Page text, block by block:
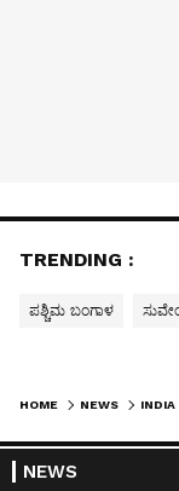
TRENDING :
ಪಶ್ಚಿಮ ಬಂಗಾಳ
HOME NEWS INDIA
NEWS